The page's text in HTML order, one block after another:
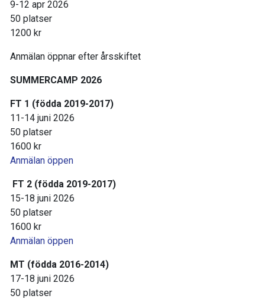
9-12 apr 2026
50 platser
1200 kr
Anmälan öppnar efter årsskiftet
SUMMERCAMP 2026
FT 1 (födda 2019-2017)
11-14 juni 2026
50 platser
1600 kr
Anmälan öppen
FT 2 (födda 2019-2017)
15-18 juni 2026
50 platser
1600 kr
Anmälan öppen
MT (födda 2016-2014)
17-18 juni 2026
50 platser